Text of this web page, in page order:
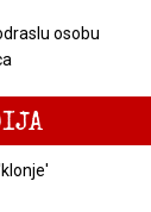
osobu